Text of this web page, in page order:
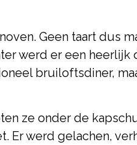
Geen taart dus
werd er een
bruiloftsdiner,
ze onder de
Er werd gelachen,